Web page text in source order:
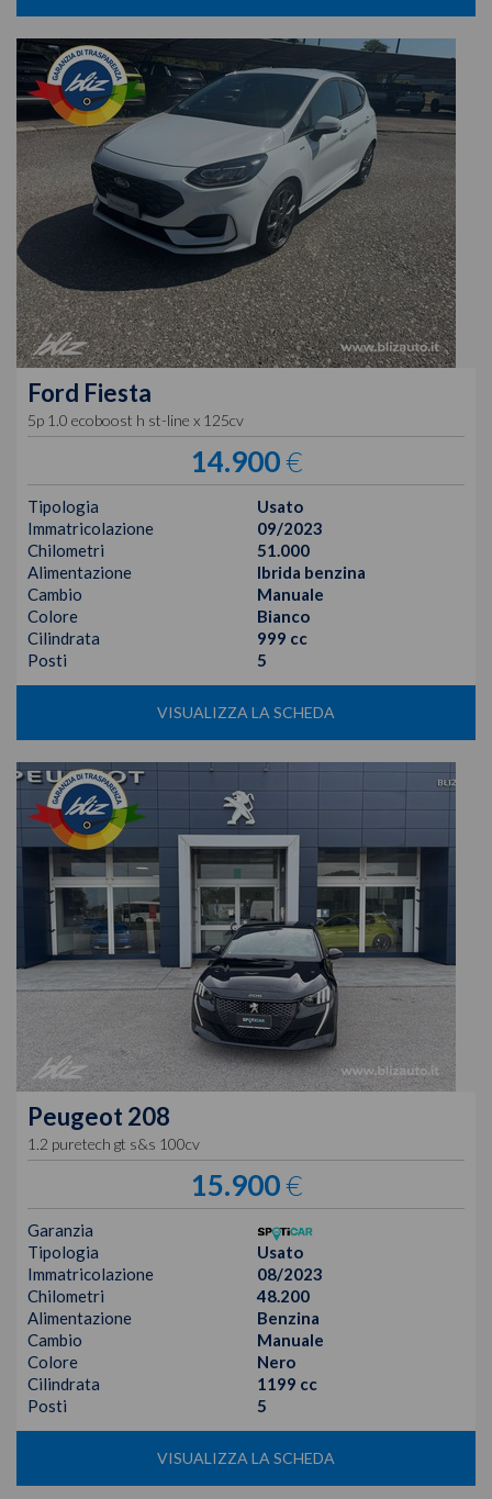
Ford Fiesta
5p 1.0 ecoboost h st-line x 125cv
14.900€
Tipologia
Usato
Immatricolazione
09/2023
Chilometri
51.000
Alimentazione
Ibrida benzina
Cambio
Manuale
Colore
Bianco
Cilindrata
999 cc
Posti
5
VISUALIZZA LA SCHEDA
Peugeot 208
1.2 puretech gt s&s 100cv
15.900€
Garanzia
Tipologia
Usato
Immatricolazione
08/2023
Chilometri
48.200
Alimentazione
Benzina
Cambio
Manuale
Colore
Nero
Cilindrata
1199 cc
Posti
5
VISUALIZZA LA SCHEDA